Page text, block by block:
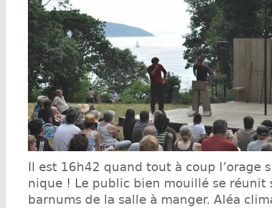
Il est 16h42 quand tout à coup l’orage
nique ! Le public bien mouillé se réunit
barnums de la salle à manger. Aléa